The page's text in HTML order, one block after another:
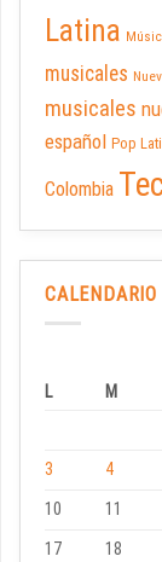
Latina
musicales
musicales
español Pop
Colombia
CALENDARIO
L M
3
4
10
11
17
18